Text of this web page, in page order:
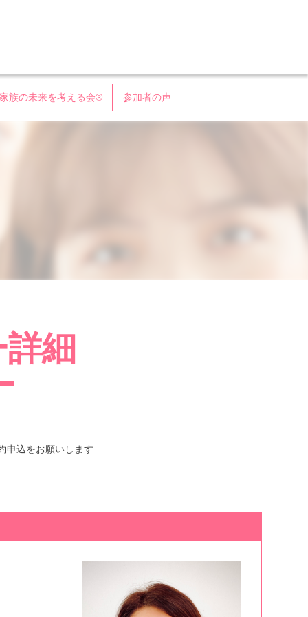
族の未来を考える会® 参加者の声
細
申込をお願いします